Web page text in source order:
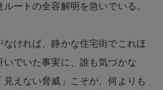
ートの全容解明を急いでいる。
ければ、静かな住宅街でこれほ
いでいた事実に、誰も気づかな
えない脅威」こそが、何よりも